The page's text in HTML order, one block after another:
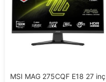
MSI MAG 275CQF E18 27 inç